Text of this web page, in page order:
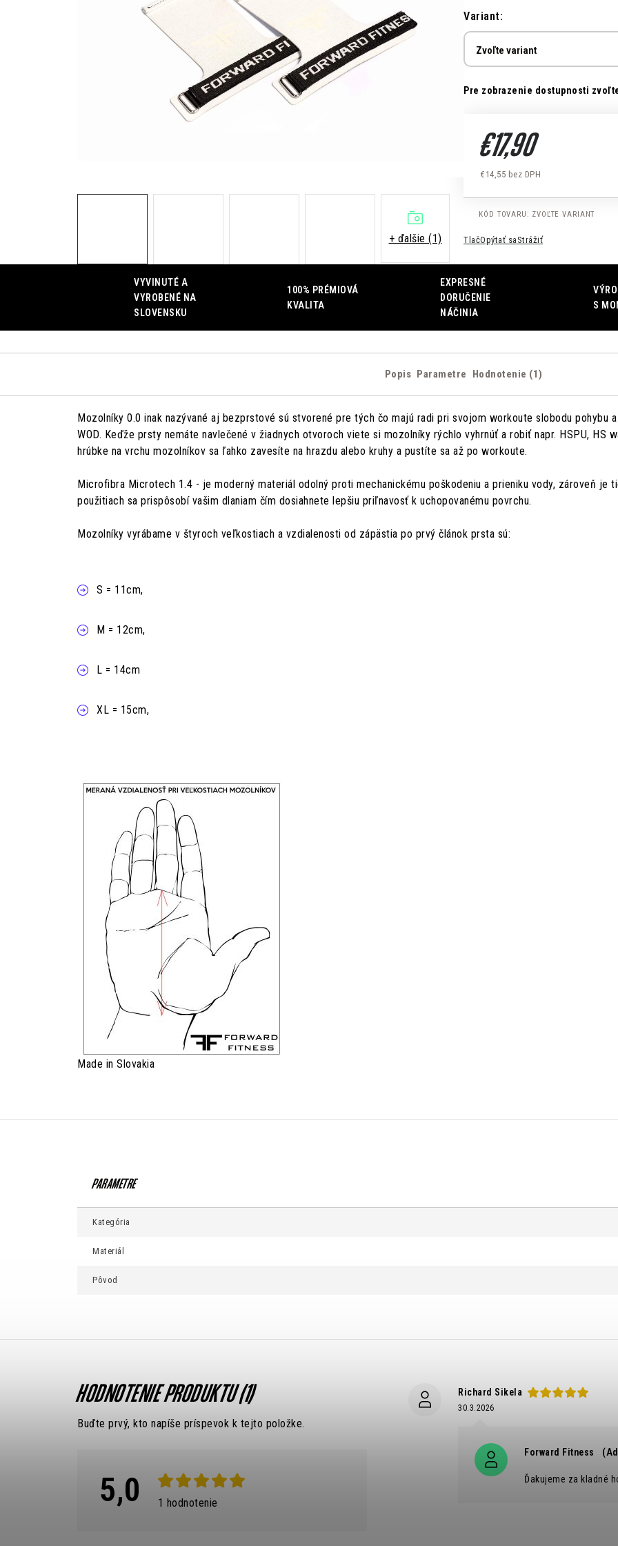
Variant:
Pre zobrazenie dostupnosti
€17,90
€14,55 bez DPH
KÓD TOVARU: ZVOĽTE VARIANT
TlačOpýtať sa Strážiť
+ ďalšie (1)
VYVINUTÉ A
VYROBENÉ NA
SLOVENSKU
100% PRÉMIOVÁ
KVALITA
EXPRESNÉ
DORUČENIE
NÁČINIA
S
Popis Parametre Hodnotenie (1)
Mozolníky 0.0 inak nazývané aj bezprstové sú stvorené pre tých čo majú radi pri svojom workoute slobodu pohybu
WOD. Keďže prsty nemáte navlečené v žiadnych otvoroch viete si mozolníky rýchlo vyhrnúť a robiť napr. HSPU, HS
hrúbke na vrchu mozolníkov sa ľahko zavesíte na hrazdu alebo kruhy a pustíte sa až po workoute.
Microfibra Microtech 1.4 - je moderný materiál odolný proti mechanickému poškodeniu a prieniku vody, zároveň je
použitiach sa prispôsobí vašim dlaniam čím dosiahnete lepšiu priľnavosť k uchopovanému povrchu.
Mozolníky vyrábame v štyroch veľkostiach a vzdialenosti od zápästia po prvý článok prsta sú:
S = 11cm,
M = 12cm,
L = 14cm
XL = 15cm,
Made in Slovakia
Kategória
Materiál
Pôvod
HODNOTENIE PRODUKTU (1)
Buďte prvý, kto napíše príspevok k tejto položke.
5,0 1 hodnotenie
V
ý
Richard Sikela
30.3.2026
Forward Fitness
Ďakujeme za kladné